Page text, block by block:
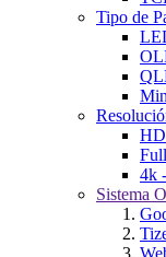
Tipo de
HD
4k
Sistema